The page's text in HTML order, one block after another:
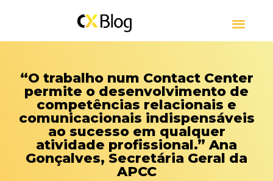
“O trabalho num Contact Center
permite o desenvolvimento de
competências relacionais e
comunicacionais indispensáveis
ao sucesso em qualquer
atividade profissional.” Ana
Gonçalves, Secretária Geral da
APCC